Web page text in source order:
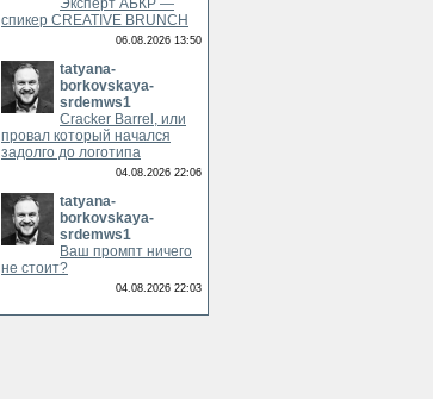
Эксперт АБКР —
спикер CREATIVE BRUNCH
06.08.2026 13:50
tatyana-
borkovskaya-
srdemws1
Cracker Barrel, или
провал который начался
задолго до логотипа
04.08.2026 22:06
tatyana-
borkovskaya-
srdemws1
Ваш промпт ничего
не стоит?
04.08.2026 22:03